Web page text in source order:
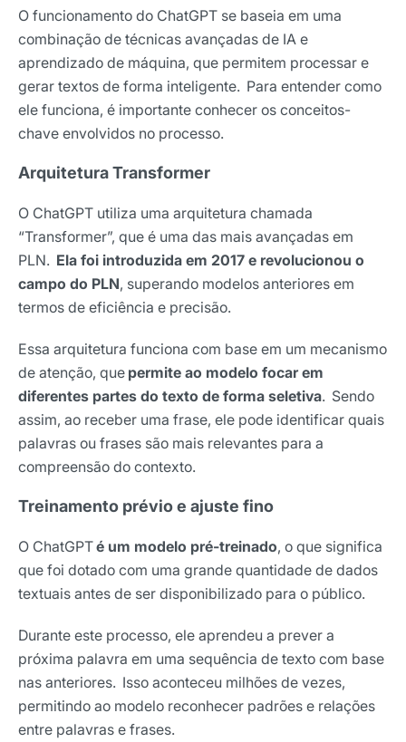
O funcionamento do ChatGPT se baseia em uma
combinação de técnicas avançadas de IA e
aprendizado de máquina, que permitem processar e
gerar textos de forma inteligente. Para entender como
ele funciona, é importante conhecer os conceitos-
chave envolvidos no processo.
Arquitetura Transformer
O ChatGPT utiliza uma arquitetura chamada
“Transformer”, que é uma das mais avançadas em
PLN. Ela foi introduzida em 2017 e revolucionou o
campo do PLN, superando modelos anteriores em
termos de eficiência e precisão.
Essa arquitetura funciona com base em um mecanismo
de atenção, que permite ao modelo focar em
diferentes partes do texto de forma seletiva. Sendo
assim, ao receber uma frase, ele pode identificar quais
palavras ou frases são mais relevantes para a
compreensão do contexto.
Treinamento prévio e ajuste fino
O ChatGPTé um modelo pré-treinado, o que significa
que foi dotado com uma grande quantidade de dados
textuais antes de ser disponibilizado para o público.
Durante este processo, ele aprendeu a prever a
próxima palavra em uma sequência de texto com base
nas anteriores. Isso aconteceu milhões de vezes,
permitindo ao modelo reconhecer padrões e relações
entre palavras e frases.